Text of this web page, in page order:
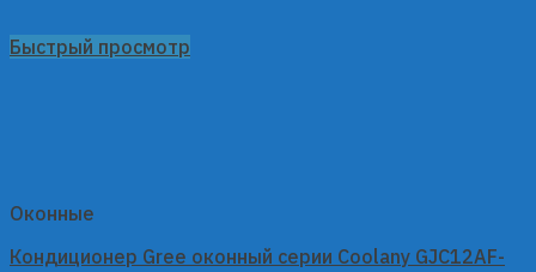
Быстрый просмотр
Оконные
Кондиционер Gree оконный серии Coolany GJC12AF-